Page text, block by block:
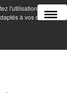
l'utilisation de
à vos centres
MENU